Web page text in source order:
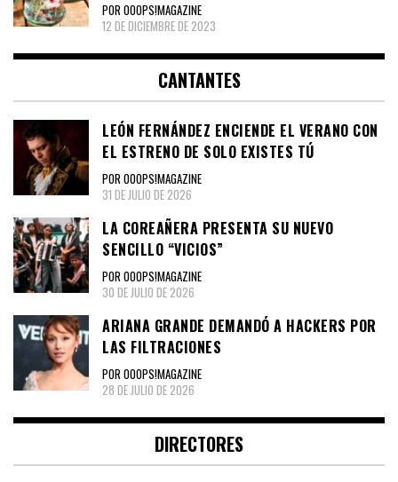
POR OOOPS!MAGAZINE
12 DE DICIEMBRE DE 2023
CANTANTES
LEÓN FERNÁNDEZ ENCIENDE EL VERANO CON
EL ESTRENO DE SOLO EXISTES TÚ
POR OOOPS!MAGAZINE
31 DE JULIO DE 2026
LA COREAÑERA PRESENTA SU NUEVO
SENCILLO “VICIOS”
POR OOOPS!MAGAZINE
30 DE JULIO DE 2026
ARIANA GRANDE DEMANDÓ A HACKERS POR
LAS FILTRACIONES
POR OOOPS!MAGAZINE
28 DE JULIO DE 2026
DIRECTORES